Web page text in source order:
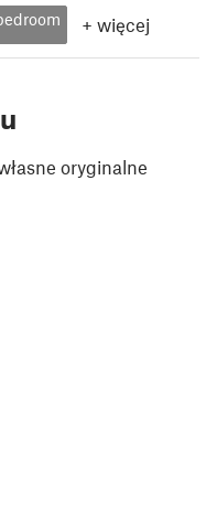
+ więcej
oryginalne